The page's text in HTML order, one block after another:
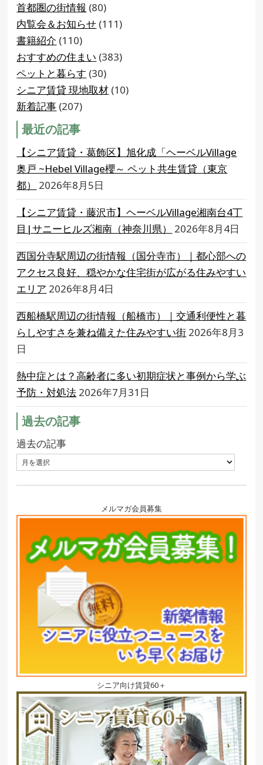
首都圏の街情報 (80)
内覧会＆お知らせ (111)
書籍紹介 (110)
おすすめの住まい (383)
ペットと暮らす (30)
シニア賃貸 現地取材 (10)
新着記事 (207)
最近の記事
【シニア賃貸・葛飾区】旭化成「ヘーベルVillage
奥戸 ~Hebel Village櫻～ ペット共生賃貸（東京
都）
2026年8月5日
【シニア賃貸・藤沢市】ヘーベルVillage湘南台4丁
目|サニーヒルズ湘南（神奈川県）
2026年8月4日
西国分寺駅周辺の街情報（国分寺市）｜都心部への
アクセス良好、穏やかな住宅街が広がる住みやすい
エリア 2026年8月4日
西船橋駅周辺の街情報（船橋市）｜交通利便性と暮
らしやすさを兼ね備えた住みやすい街 2026年8月3
日
熱中症とは？高齢者に多い初期症状と事例から学ぶ
予防・対処法 2026年7月31日
過去の記事
過去の記事
メルマガ会員募集
シニア向け賃貸60＋